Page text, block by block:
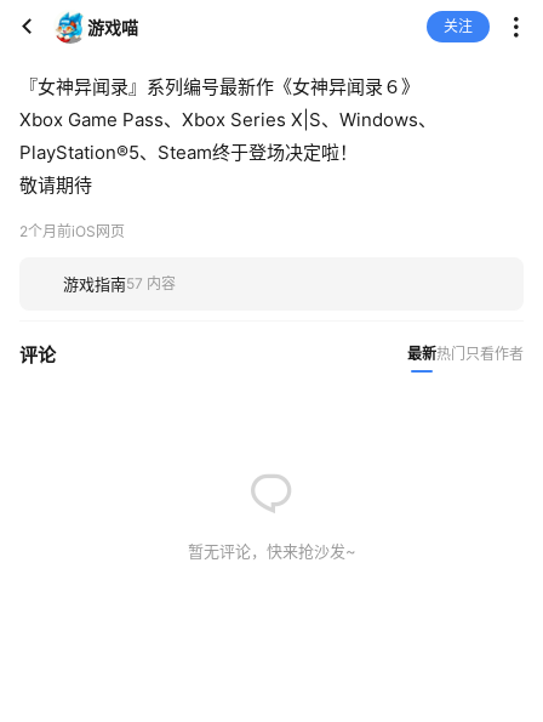
游戏喵 关注
『女神异闻录』系列编号最新作《女神异闻录６》
Xbox Game Pass、Xbox Series X|S、Windows、
PlayStation®5、Steam终于登场决定啦！
敬请期待
2个月前iOS网页
游戏指南57 内容
评论 最新热门 只看作者
暂无评论，快来抢沙发~